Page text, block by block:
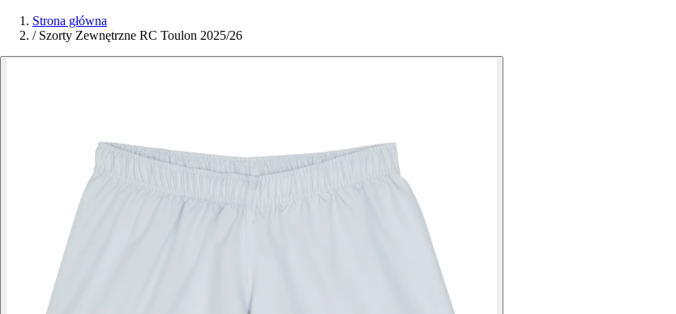
Strona główna
/ Szorty Zewnętrzne RC Toulon 2025/26